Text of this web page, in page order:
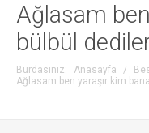
Ağlasam
bülbül
Burdasınız: Anasayfa /
Ağlasam ben yaraşır kim